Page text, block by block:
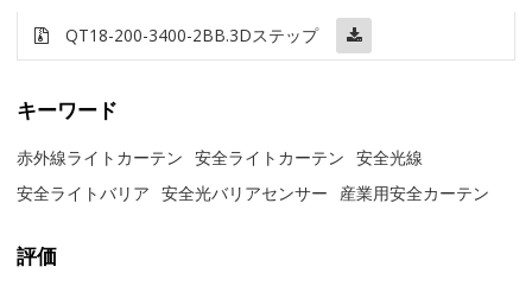
QT18-200-3400-2BB.3Dステップ
キーワード
赤外線ライトカーテン 安全ライトカーテン
安全光線
安全ライトバリア
安全光バリアセンサー 産業用安全カーテン
評価